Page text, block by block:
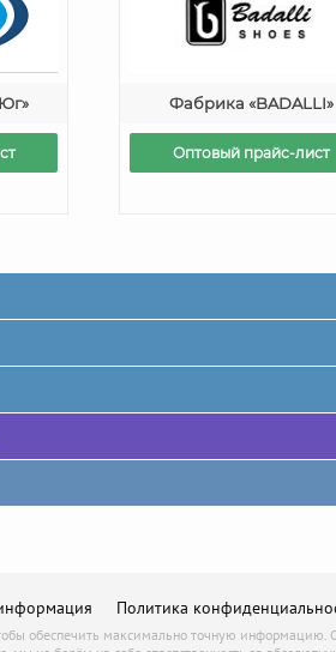
Фабрика «BADALLI»
Оптовый прайс-лист
Политика
обеспечить максимально точную информацию.